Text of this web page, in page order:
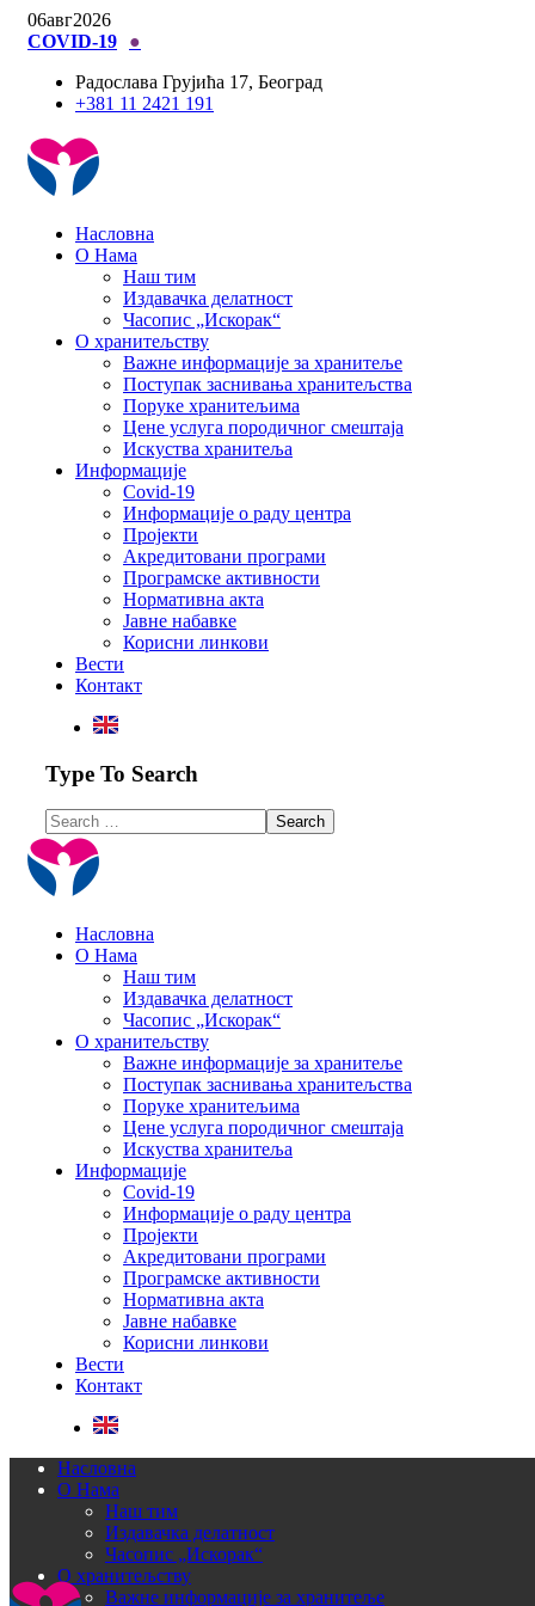
06авг2026
COVID-19
●
Радослава Грујића 17, Београд
+381 11 2421 191
Насловна
О Нама
Наш тим
Издавачка делатност
Часопис „Искорак“
О хранитељству
Важне информације за хранитеље
Поступак заснивања хранитељства
Поруке хранитељима
Цене услуга породичног смештаја
Искуства хранитеља
Информације
Covid-19
Информације о раду центра
Пројекти
Акредитовани програми
Програмске активности
Нормативна акта
Јавне набавке
Корисни линкови
Вести
Контакт
Type To Search
Насловна
О Нама
Наш тим
Издавачка делатност
Часопис „Искорак“
О хранитељству
Важне информације за хранитеље
Поступак заснивања хранитељства
Поруке хранитељима
Цене услуга породичног смештаја
Искуства хранитеља
Информације
Covid-19
Информације о раду центра
Пројекти
Акредитовани програми
Програмске активности
Нормативна акта
Јавне набавке
Корисни линкови
Вести
Контакт
Насловна
О Нама
Наш тим
Издавачка делатност
Часопис „Искорак“
О хранитељству
Важне информације за хранитеље